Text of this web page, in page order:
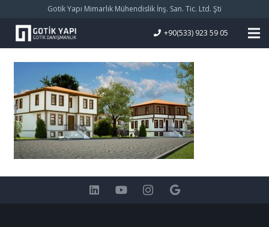
Gotik Yapı Mimarlık Mühendislik İnş. San. Tic. Ltd. Şti
+90(533) 923 59 05